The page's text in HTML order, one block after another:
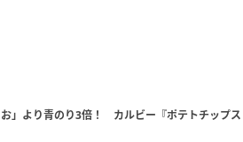
」より青のり3倍！ カルビー『ポテトチップ